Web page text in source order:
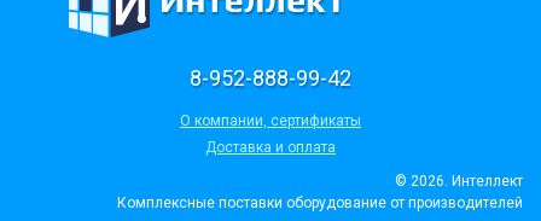
8-952-888-99-42
О компании, сертификаты
Доставка и оплата
© 2026. Интеллект
Комплексные поставки оборудование от производителей